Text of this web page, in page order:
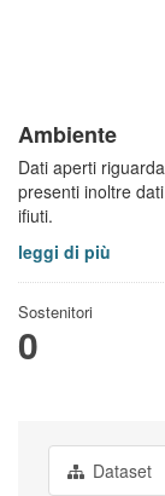
Ambiente
Dati aperti
presenti inoltre
ifiuti.
leggi di più
Sostenitori
0
Dataset